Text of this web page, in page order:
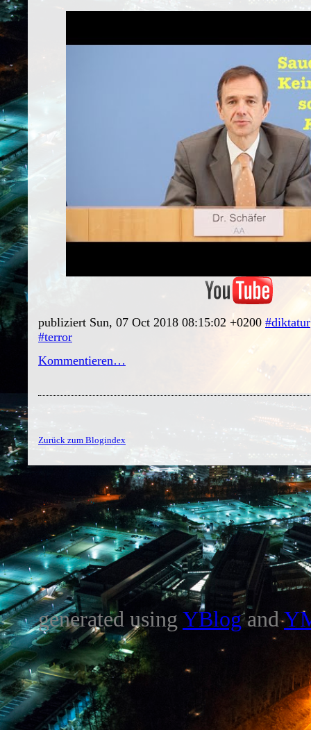
publiziert Sun, 07 Oct 2018 08:15:02 +0200 #diktatur
#terror
Kommentieren…
Zurück zum Blogindex
generated using YBlogand